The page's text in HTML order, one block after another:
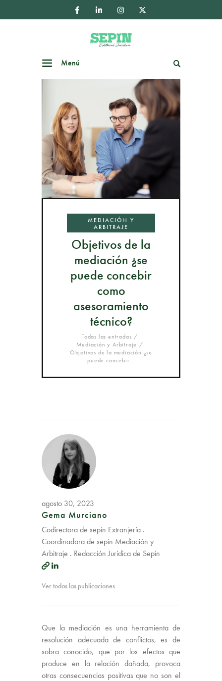
Menú
MEDIACIÓN Y
ARBITRAJE
Objetivos de la
mediación ¿se
puede concebir
como
asesoramiento
técnico?
Todas las entradas
Mediación y Arbitraje
Objetivos de la mediación ¿se
puede concebir...
agosto 30, 2023
Gema Murciano
Codirectora de sepín Extranjería .
Coordinadora de sepín Mediación y
Arbitraje . Redacción Jurídica de Sepín
Ver todas las publicaciones
Que la mediación es una herramienta de
resolución adecuada de conflictos, es de
sobra conocido, que por los efectos que
produce en la relación dañada, provoca
otras consecuencias positivas que no son el